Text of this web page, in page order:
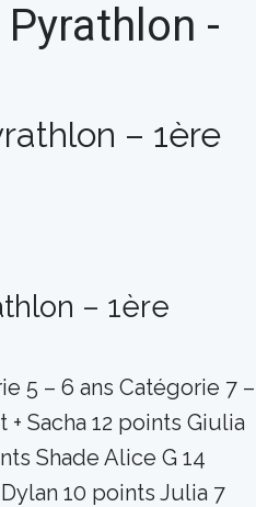
-
– 1ère
– 1ère
5 – 6 ans Catégorie 7 –
Sacha 12 points Giulia
Shade Alice G 14
10 points Julia 7